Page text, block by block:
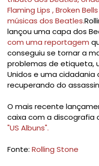
Flaming Lips , Broken
músicas dos Beatles.
lançou uma capa dos
com uma reportagem
conseguiu se tornar a
problemas de etiqueta,
Unidos e uma
recuperando do
O mais recente
caixa com a discografia
"US Albuns".
Fonte: Rolling Stone